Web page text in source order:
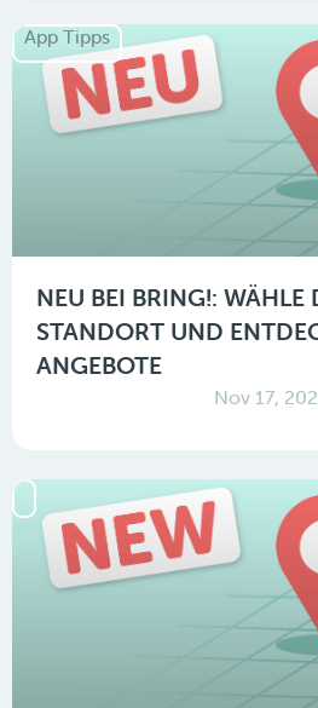
App Tipps
NEU BEI BRING!: WÄHLE
STANDORT UND
ANGEBOTE
Nov 17,